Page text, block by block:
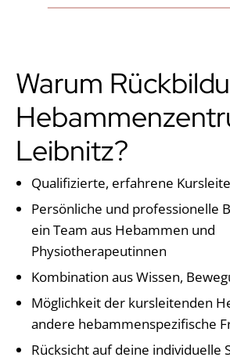
Warum
Leibnitz?
Qualifizierte, erfahrene
Persönliche und professionelle
ein Team aus Hebammen und
Physiotherapeutinnen
Kombination aus Wissen,
Möglichkeit der kursleitenden
andere hebammenspezifische
Rücksicht auf deine individuelle